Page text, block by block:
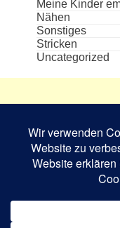
Meine Kinder
Nähen
Sonstiges
Stricken
Uncategorized
sind das
Schriftstellers